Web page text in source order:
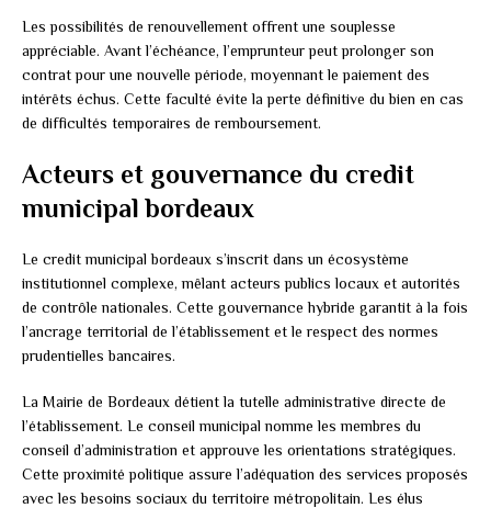
Les possibilités de renouvellement offrent une souplesse
appréciable. Avant l’échéance, l’emprunteur peut prolonger son
contrat pour une nouvelle période, moyennant le paiement des
intérêts échus. Cette faculté évite la perte définitive du bien en cas
de difficultés temporaires de remboursement.
Acteurs et gouvernance du credit
municipal bordeaux
Le credit municipal bordeaux s’inscrit dans un écosystème
institutionnel complexe, mêlant acteurs publics locaux et autorités
de contrôle nationales. Cette gouvernance hybride garantit à la fois
l’ancrage territorial de l’établissement et le respect des normes
prudentielles bancaires.
La Mairie de Bordeaux détient la tutelle administrative directe de
l’établissement. Le conseil municipal nomme les membres du
conseil d’administration et approuve les orientations stratégiques.
Cette proximité politique assure l’adéquation des services proposés
avec les besoins sociaux du territoire métropolitain. Les élus